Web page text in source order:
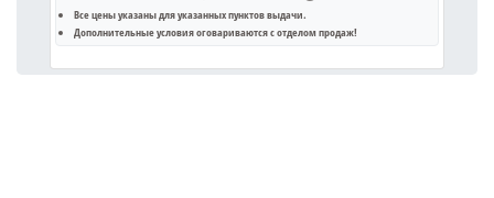
Все цены указаны дляуказанных пунктов выдачи.
Дополнительные условия оговариваются с отделом продаж!